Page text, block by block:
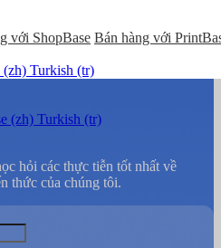
với ShopBase Bán hàng với
(zh) Turkish (tr)
(zh) Turkish (tr)
hỏi các thực tiễn tốt nhất về
thức của chúng tôi.